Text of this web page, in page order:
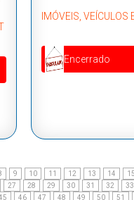
IMÓVEIS, VEÍCULOS
Encerrado
9 10 11 12 13 14 15
27 28 29 30 31 32 33
46 47 48 49 50 51